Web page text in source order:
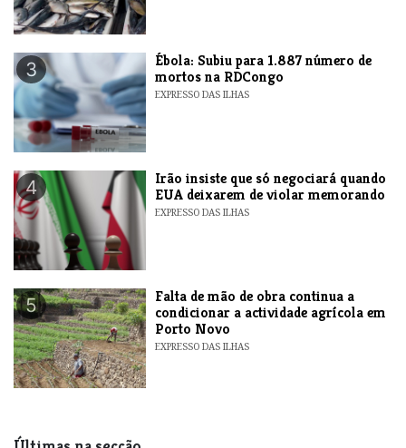
3
​Ébola: Subiu para 1.887 número de
mortos na RDCongo
EXPRESSO DAS ILHAS
4
​Irão insiste que só negociará quando
EUA deixarem de violar memorando
EXPRESSO DAS ILHAS
5
Falta de mão de obra continua a
condicionar a actividade agrícola em
Porto Novo
EXPRESSO DAS ILHAS